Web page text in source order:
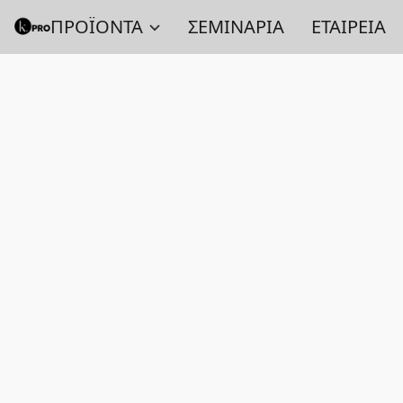
ΠΡΟΪΟΝΤΑ ΣΕΜΙΝΑΡΙΑ ΕΤΑΙΡΕΙΑ